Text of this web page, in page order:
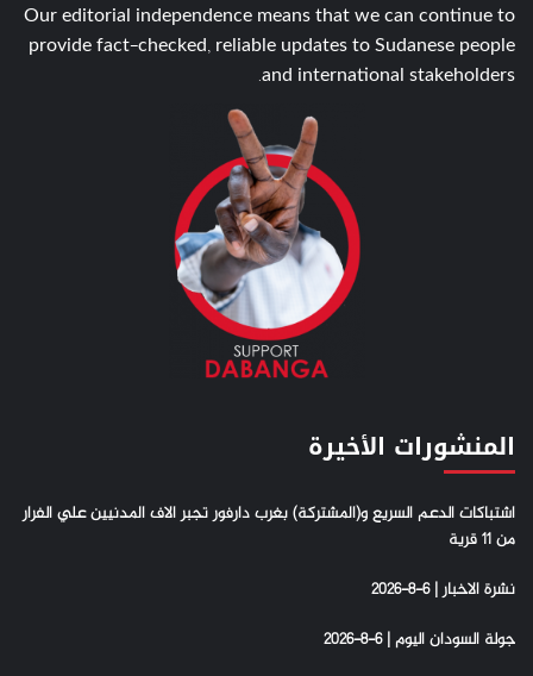
Our editorial independence means that we can continue to
provide fact-checked, reliable updates to Sudanese people
and international stakeholders.
المنشورات الأخيرة
اشتباكات الدعم السريع و(المشتركة) بغرب دارفور تجبر الاف المدنيين علي الفرار
من 11 قرية
نشرة الاخبار | 6-8-2026
جولة السودان اليوم | 6-8-2026